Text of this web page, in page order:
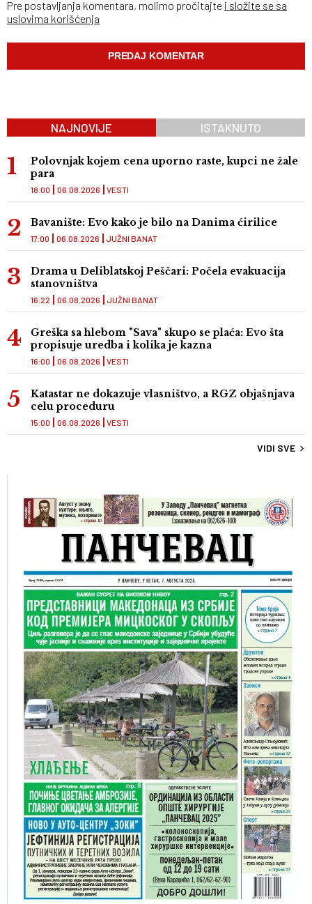
Pre postavljanja komentara, molimo pročitajte i složite se sa
uslovima korišćenja
NAJNOVIJE ISTAKNUTO
Polovnjak kojem cena uporno raste, kupci ne žale
para
VESTI
18:00 06.08.2026
Bavanište: Evo kako je bilo na Danima ćirilice
JUŽNI BANAT
17:00 06.08.2026
Drama u Deliblatskoj Peščari: Počela evakuacija
stanovništva
JUŽNI BANAT
16:22 06.08.2026
Greška sa hlebom "Sava" skupo se plaća: Evo šta
propisuje uredba i kolika je kazna
VESTI
16:00 06.08.2026
Katastar ne dokazuje vlasništvo, a RGZ objašnjava
celu proceduru
VESTI
15:00 06.08.2026
VIDI SVE